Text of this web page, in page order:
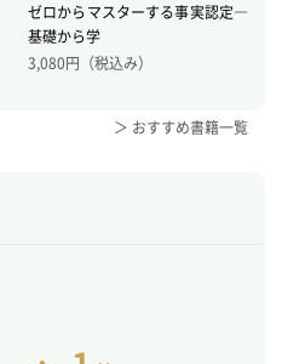
ゼロからマスターする事実認定―
基礎から学
3,080円（税込み）
＞ おすすめ書籍一覧